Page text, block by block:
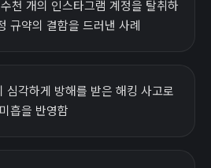
천 개의 인스타그램 계정을 탈취하
규약의 결함을 드러낸 사례
심각하게 방해를 받은 해킹 사고로
흡을 반영함